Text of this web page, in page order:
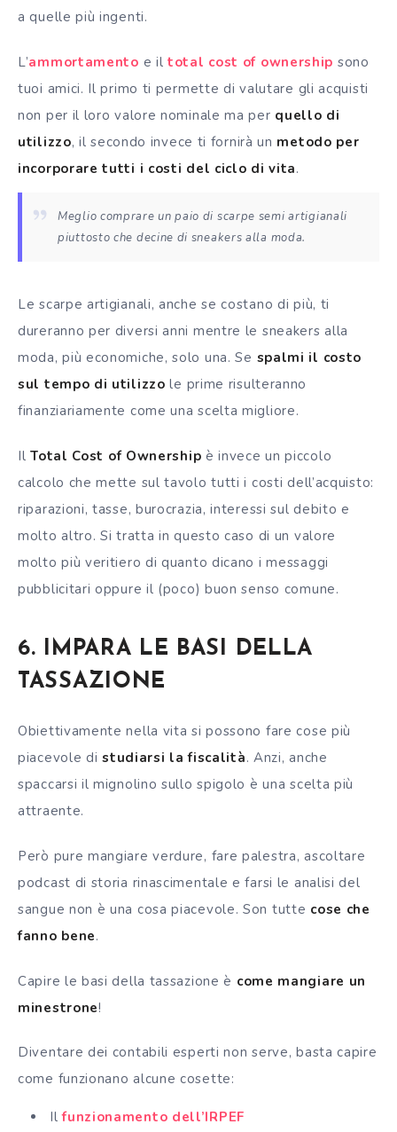
a quelle più ingenti.
L’ammortamento e iltotal cost of ownership sono
tuoi amici. Il primo ti permette di valutare gli acquisti
non per il loro valore nominale ma per quello di
utilizzo, il secondo invece ti fornirà un metodo per
incorporare tutti i costi del ciclo di vita.
Meglio comprare un paio di scarpe semi artigianali
piuttosto che decine di sneakers alla moda.
Le scarpe artigianali, anche se costano di più, ti
dureranno per diversi anni mentre le sneakers alla
moda, più economiche, solo una. Se spalmi il costo
sul tempo di utilizzole prime risulteranno
finanziariamente come una scelta migliore.
IlTotal Cost of Ownership è invece un piccolo
calcolo che mette sul tavolo tutti i costi dell’acquisto:
riparazioni, tasse, burocrazia, interessi sul debito e
molto altro. Si tratta in questo caso di un valore
molto più veritiero di quanto dicano i messaggi
pubblicitari oppure il (poco) buon senso comune.
6. IMPARA LE BASI DELLA
TASSAZIONE
Obiettivamente nella vita si possono fare cose più
piacevole distudiarsi la fiscalità. Anzi, anche
spaccarsi il mignolino sullo spigolo è una scelta più
attraente.
Però pure mangiare verdure, fare palestra, ascoltare
podcast di storia rinascimentale e farsi le analisi del
sangue non è una cosa piacevole. Son tutte cose che
fanno bene.
Capire le basi della tassazione è come mangiare un
minestrone!
Diventare dei contabili esperti non serve, basta capire
come funzionano alcune cosette:
Ilfunzionamento dell’IRPEF